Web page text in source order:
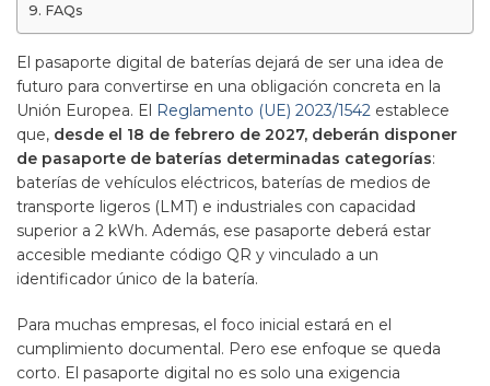
FAQs
El pasaporte digital de baterías dejará de ser una idea de
futuro para convertirse en una obligación concreta en la
Unión Europea. El Reglamento (UE) 2023/1542 establece
que, desde el 18 de febrero de 2027, deberán disponer
de pasaporte de baterías determinadas categorías:
baterías de vehículos eléctricos, baterías de medios de
transporte ligeros (LMT) e industriales con capacidad
superior a 2 kWh. Además, ese pasaporte deberá estar
accesible mediante código QR y vinculado a un
identificador único de la batería.
Para muchas empresas, el foco inicial estará en el
cumplimiento documental. Pero ese enfoque se queda
corto. El pasaporte digital no es solo una exigencia